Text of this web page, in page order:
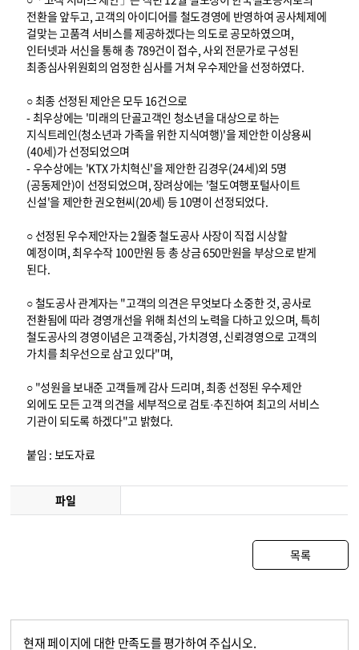
전환을 앞두고, 고객의 아이디어를 철도경영에 반영하여 공사체제에
걸맞는 고품격 서비스를 제공하겠다는 의도로 공모하였으며,
인터넷과 서신을 통해 총 789건이 접수, 사외 전문가로 구성된
최종심사위원회의 엄정한 심사를 거쳐 우수제안을 선정하였다.
○ 최종 선정된 제안은 모두 16건으로
- 최우상에는 '미래의 단골고객인 청소년을 대상으로 하는
지식트레인(청소년과 가족을 위한 지식여행)'을 제안한 이상용씨
(40세)가 선정되었으며
- 우수상에는 'KTX 가치혁신'을 제안한 김경우(24세)외 5명
(공동제안)이 선정되었으며, 장려상에는 '철도여행포털사이트
신설'을 제안한 권오현씨(20세) 등 10명이 선정되었다.
○ 선정된 우수제안자는 2월중 철도공사 사장이 직접 시상할
예정이며, 최우수작 100만원 등 총 상금 650만원을 부상으로 받게
된다.
○ 철도공사 관계자는 "고객의 의견은 무엇보다 소중한 것, 공사로
전환됨에 따라 경영개선을 위해 최선의 노력을 다하고 있으며, 특히
철도공사의 경영이념은 고객중심, 가치경영, 신뢰경영으로 고객의
가치를 최우선으로 삼고 있다"며,
○ "성원을 보내준 고객들께 감사 드리며, 최종 선정된 우수제안
외에도 모든 고객 의견을 세부적으로 검토·추진하여 최고의 서비스
기관이 되도록 하겠다"고 밝혔다.
붙임 : 보도자료
파일
목록
현재 페이지에 대한 만족도를 평가하여 주십시오.